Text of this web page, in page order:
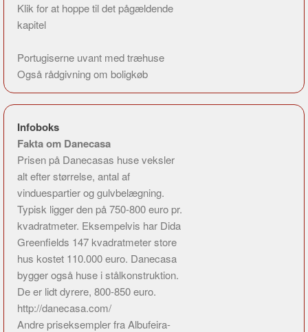
Klik for at hoppe til det pågældende
kapitel
Portugiserne uvant med træhuse
Også rådgivning om boligkøb
Infoboks
Fakta om Danecasa
Prisen på Danecasas huse veksler
alt efter størrelse, antal af
vinduespartier og gulvbelægning.
Typisk ligger den på 750-800 euro pr.
kvadratmeter. Eksempelvis har Dida
Greenfields 147 kvadratmeter store
hus kostet 110.000 euro. Danecasa
bygger også huse i stålkonstruktion.
De er lidt dyrere, 800-850 euro.
http://danecasa.com/
Andre priseksempler fra Albufeira-